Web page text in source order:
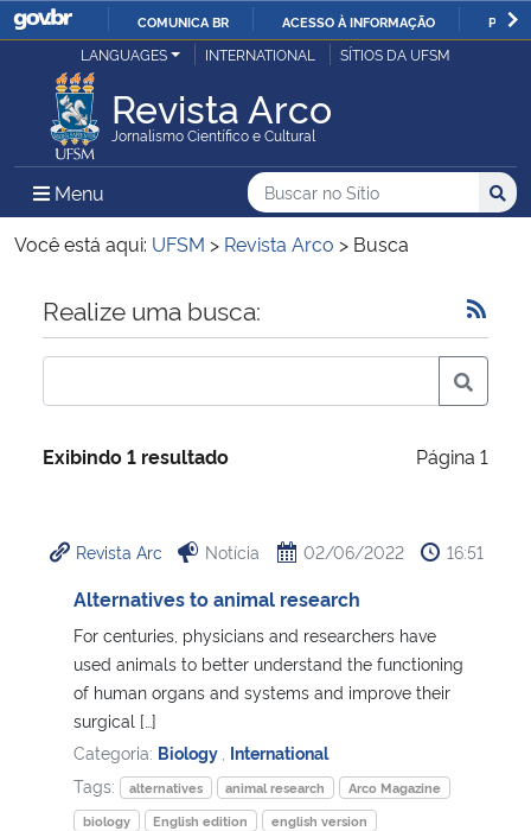
IR
O
COMUNICA BR ACESSO À INFORMAÇÃO
Ministério da Justiça e Segurança Pública
Ministério da Defesa
Ministério das Relações Exteriores
Ministério da Economia
Ministério da Infraestrutura
Ministério da Cidadania
Ministério de Minas e Energia
Ministério do Meio Ambiente
LANGUAGES INTERNATIONAL SÍTIOS DA UFSM
Revista Arco
Jornalismo Científico e Cultural
Menu Menu Principal do Sítio
Busca
Buscar no no Sítio
Busca:
Você está aqui: UFSM > Revista Arco > Busca
Início do conteúdo
Realize uma busca:
Exibindo 1 resultado Página 1
Revista Arc Notícia 02/06/2022 16:51
Alternatives to animal research
For centuries, physicians and researchers have
used animals to better understand the functioning
of human organs and systems and improve their
surgical […]
Categoria: Biology International
Tags:
alternatives animal research
Arco Magazine
biology
English edition
english version